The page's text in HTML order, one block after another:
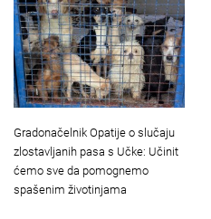
Gradonačelnik Opatije o slučaju
zlostavljanih pasa s Učke: Učinit
ćemo sve da pomognemo
spašenim životinjama